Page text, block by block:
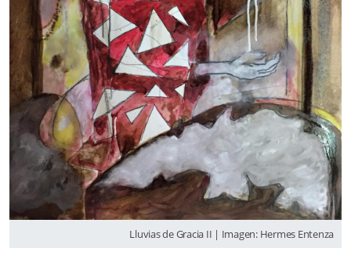
Lluvias de Gracia II | Imagen: Hermes Entenza